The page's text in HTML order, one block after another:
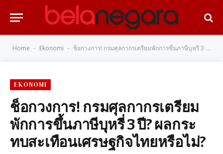
Home - Ekonomi - ช็อกวงการ! กรมศุลกากรเตรียมพักการขึ้นภาษีบุหรี่ 3 ปี? ผลกระทบสะเทือนเศรษฐกิจไทยหรือไม่?
EKONOMI
ช็อกวงการ! กรมศุลกากรเตรียม
พักการขึ้นภาษีบุหรี่ 3 ปี? ผลกระ
ทบสะเทือนเศรษฐกิจไทยหรือไม่?